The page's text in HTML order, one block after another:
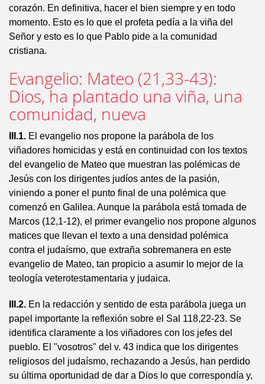
corazón. En definitiva, hacer el bien siempre y en todo
momento. Esto es lo que el profeta pedía a la viña del
Señor y esto es lo que Pablo pide a la comunidad
cristiana.
Evangelio: Mateo (21,33-43):
Dios, ha plantado una viña, una
comunidad, nueva
III.1. El evangelio nos propone la parábola de los
viñadores homicidas y está en continuidad con los textos
del evangelio de Mateo que muestran las polémicas de
Jesús con los dirigentes judíos antes de la pasión,
viniendo a poner el punto final de una polémica que
comenzó en Galilea. Aunque la parábola está tomada de
Marcos (12,1-12), el primer evangelio nos propone algunos
matices que llevan el texto a una densidad polémica
contra el judaísmo, que extraña sobremanera en este
evangelio de Mateo, tan propicio a asumir lo mejor de la
teología veterotestamentaria y judaica.
III.2. En la redacción y sentido de esta parábola juega un
papel importante la reflexión sobre el Sal 118,22-23. Se
identifica claramente a los viñadores con los jefes del
pueblo. El "vosotros" del v. 43 indica que los dirigentes
religiosos del judaísmo, rechazando a Jesús, han perdido
su última oportunidad de dar a Dios lo que correspondía y,